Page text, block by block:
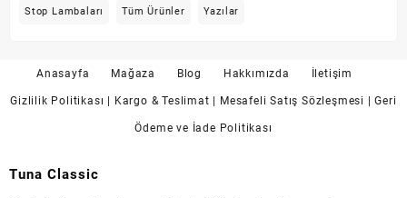
Stop Lambaları Tüm Ürünler Yazılar
Anasayfa Mağaza Blog Hakkımızda İletişim
Gizlilik Politikası | Kargo & Teslimat | Mesafeli Satış Sözleşmesi | Geri
Ödeme ve İade Politikası
Tuna Classic